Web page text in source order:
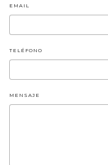
EMAIL
TELÉFONO
MENSAJE